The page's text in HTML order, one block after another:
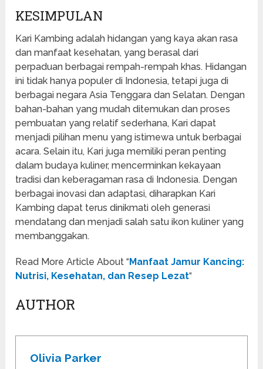
KESIMPULAN
Kari Kambing adalah hidangan yang kaya akan rasa
dan manfaat kesehatan, yang berasal dari
perpaduan berbagai rempah-rempah khas. Hidangan
ini tidak hanya populer di Indonesia, tetapi juga di
berbagai negara Asia Tenggara dan Selatan. Dengan
bahan-bahan yang mudah ditemukan dan proses
pembuatan yang relatif sederhana, Kari dapat
menjadi pilihan menu yang istimewa untuk berbagai
acara. Selain itu, Kari juga memiliki peran penting
dalam budaya kuliner, mencerminkan kekayaan
tradisi dan keberagaman rasa di Indonesia. Dengan
berbagai inovasi dan adaptasi, diharapkan Kari
Kambing dapat terus dinikmati oleh generasi
mendatang dan menjadi salah satu ikon kuliner yang
membanggakan.
Read More Article About “Manfaat Jamur Kancing:
Nutrisi, Kesehatan, dan Resep Lezat“
AUTHOR
Olivia Parker